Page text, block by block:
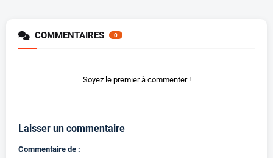
COMMENTAIRES 0
Soyez le premier à commenter !
Laisser un commentaire
Commentaire de :